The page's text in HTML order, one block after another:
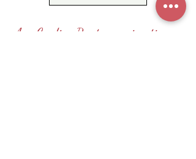
Ana Cardina Recetas requiere tiempo,